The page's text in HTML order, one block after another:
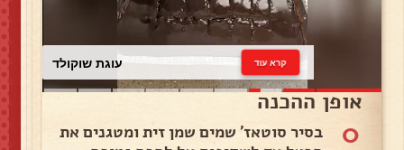
עוגת שוקולד קרא עוד
אופן ההכנה
0
בסיר סוטאז' שמים שמן זית ומטגנים את